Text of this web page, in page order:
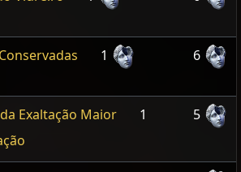
1
6
Exaltação Maior
1
5